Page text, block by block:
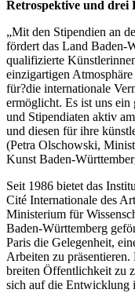
Retrospektive und drei
„Mit den Stipendien an
fördert das Land Baden-
qualifizierte
einzigartigen
für?die internationale
ermöglicht. Es ist uns ein
und Stipendiaten aktiv
und diesen für ihre
(Petra Olschowski,
Kunst Baden-
Seit 1986 bietet das
Cité Internationale des
Ministerium für
Baden-Württemberg
Paris die Gelegenheit,
Arbeiten zu
breiten Öffentlichkeit zu
sich auf die Entwicklung